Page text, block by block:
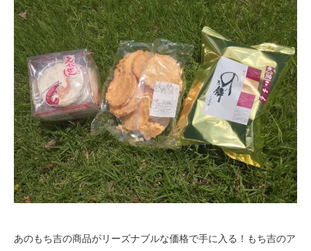
あのもち吉の商品がリーズナブルな価格で手に入る！もち吉のア